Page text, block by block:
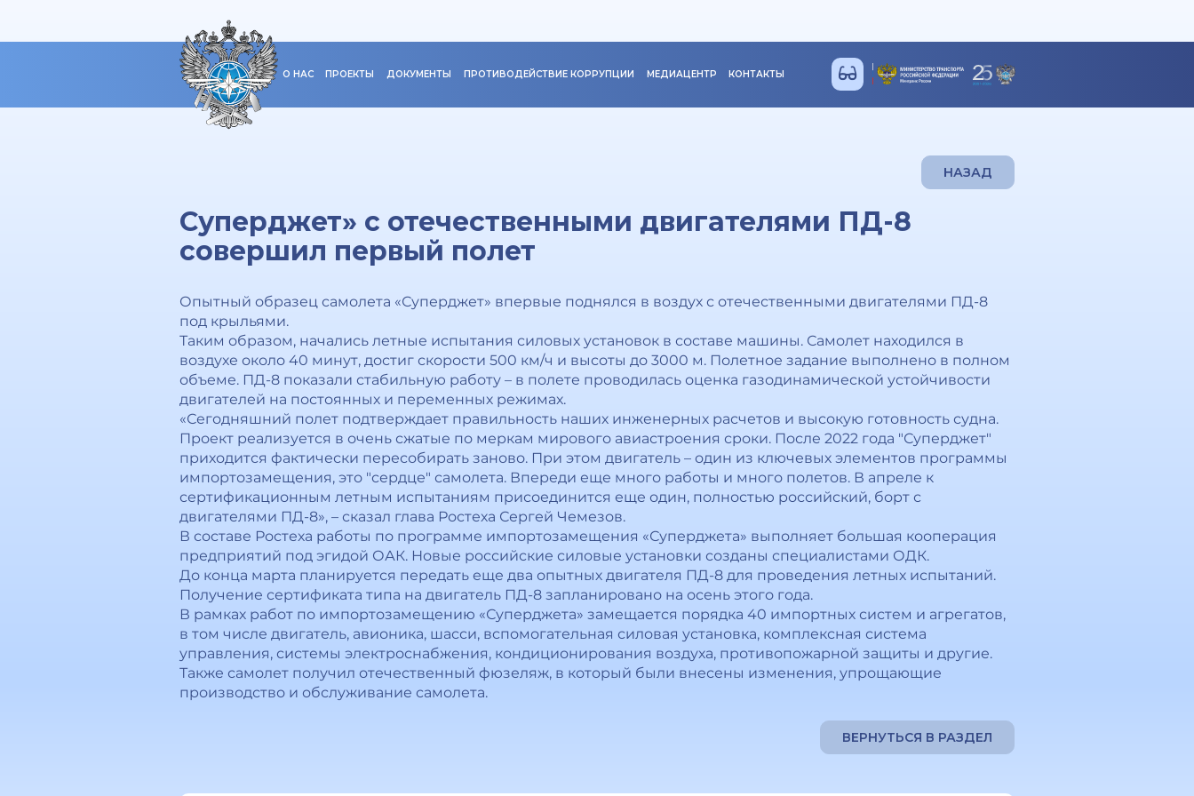
О НАС ПРОЕКТЫ ДОКУМЕНТЫ ПРОТИВОДЕЙСТВИЕ КОРРУПЦИИ МЕДИАЦЕНТР КОНТАКТЫ
НАЗАД
Суперджет» с отечественными двигателями ПД-8
совершил первый полет
Опытный образец самолета «Суперджет» впервые поднялся в воздух с отечественными двигателями ПД-8
под крыльями.
Таким образом, начались летные испытания силовых установок в составе машины. Самолет находился в
воздухе около 40 минут, достиг скорости 500 км/ч и высоты до 3000 м. Полетное задание выполнено в полном
объеме. ПД-8 показали стабильную работу – в полете проводилась оценка газодинамической устойчивости
двигателей на постоянных и переменных режимах.
«Сегодняшний полет подтверждает правильность наших инженерных расчетов и высокую готовность судна.
Проект реализуется в очень сжатые по меркам мирового авиастроения сроки. После 2022 года "Суперджет"
приходится фактически пересобирать заново. При этом двигатель – один из ключевых элементов программы
импортозамещения, это "сердце" самолета. Впереди еще много работы и много полетов. В апреле к
сертификационным летным испытаниям присоединится еще один, полностью российский, борт с
двигателями ПД-8», – сказал глава Ростеха Сергей Чемезов.
В составе Ростеха работы по программе импортозамещения «Суперджета» выполняет большая кооперация
предприятий под эгидой ОАК. Новые российские силовые установки созданы специалистами ОДК.
До конца марта планируется передать еще два опытных двигателя ПД-8 для проведения летных испытаний.
Получение сертификата типа на двигатель ПД-8 запланировано на осень этого года.
В рамках работ по импортозамещению «Суперджета» замещается порядка 40 импортных систем и агрегатов,
в том числе двигатель, авионика, шасси, вспомогательная силовая установка, комплексная система
управления, системы электроснабжения, кондиционирования воздуха, противопожарной защиты и другие.
Также самолет получил отечественный фюзеляж, в который были внесены изменения, упрощающие
производство и обслуживание самолета.
ВЕРНУТЬСЯ В РАЗДЕЛ